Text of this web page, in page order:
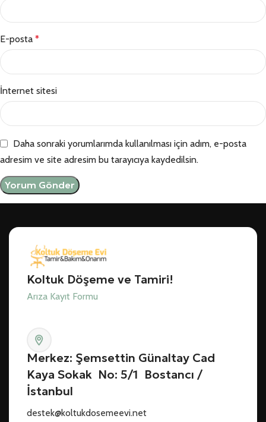
E-posta *
İnternet sitesi
Daha sonraki yorumlarımda kullanılması için adım, e-posta
adresim ve site adresim bu tarayıcıya kaydedilsin.
Koltuk Döşeme ve Tamiri!
Arıza Kayıt Formu
Merkez: Şemsettin Günaltay Cad
Kaya Sokak No: 5/1 Bostancı /
İstanbul
destek@koltukdosemeevi.net